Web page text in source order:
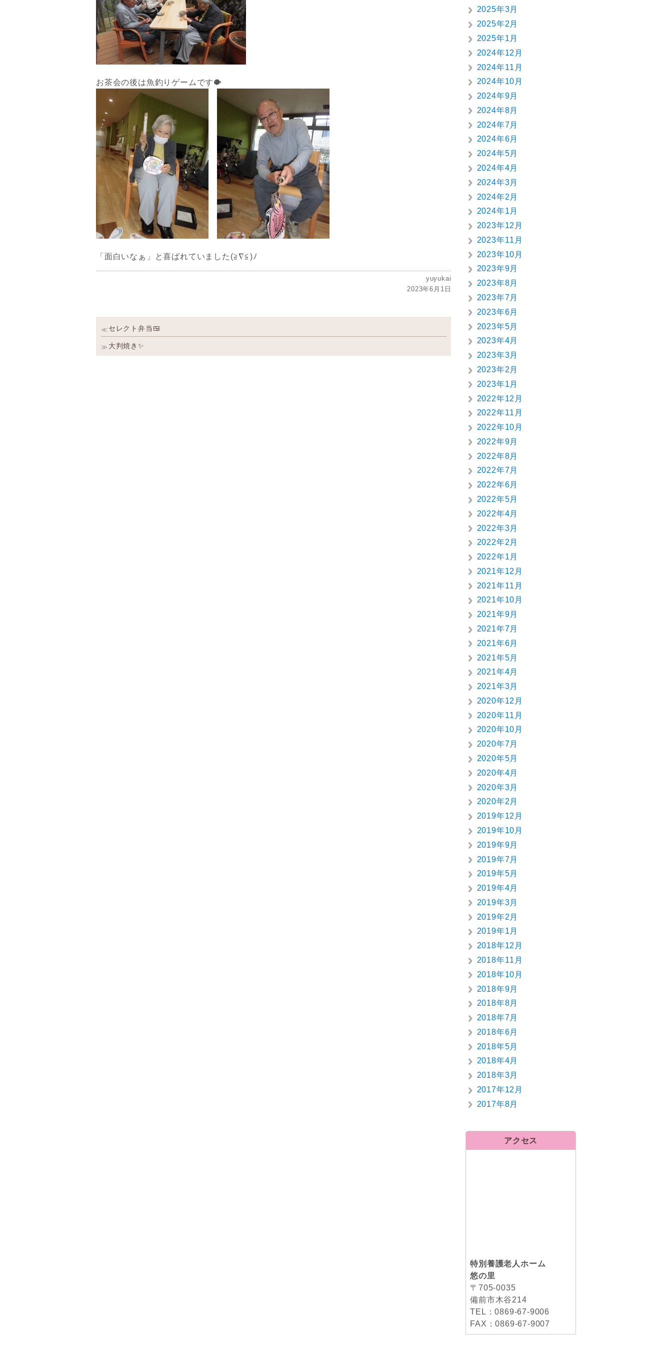
お茶会の後は魚釣りゲームです🐡
「面白いなぁ」と喜ばれていました(≧∇≦)ﾉ
投
稿
yuyukai
投
2023年6月1日
投
稿
ナ
ビ
≪
過
去
の
投
稿:
セレクト弁当🍱
≫
次
の
大判焼き✨
2025年3月
2025年2月
2025年1月
2024年12月
2024年11月
2024年10月
2024年9月
2024年8月
2024年7月
2024年6月
2024年5月
2024年4月
2024年3月
2024年2月
2024年1月
2023年12月
2023年11月
2023年10月
2023年9月
2023年8月
2023年7月
2023年6月
2023年5月
2023年4月
2023年3月
2023年2月
2023年1月
2022年12月
2022年11月
2022年10月
2022年9月
2022年8月
2022年7月
2022年6月
2022年5月
2022年4月
2022年3月
2022年2月
2022年1月
2021年12月
2021年11月
2021年10月
2021年9月
2021年7月
2021年6月
2021年5月
2021年4月
2021年3月
2020年12月
2020年11月
2020年10月
2020年7月
2020年5月
2020年4月
2020年3月
2020年2月
2019年12月
2019年10月
2019年9月
2019年7月
2019年5月
2019年4月
2019年3月
2019年2月
2019年1月
2018年12月
2018年11月
2018年10月
2018年9月
2018年8月
2018年7月
2018年6月
2018年5月
2018年4月
2018年3月
2017年12月
2017年8月
アクセス
特別養護老人ホーム
悠の里
〒705-0035
備前市木谷214
TEL：0869-67-9006
FAX：0869-67-9007